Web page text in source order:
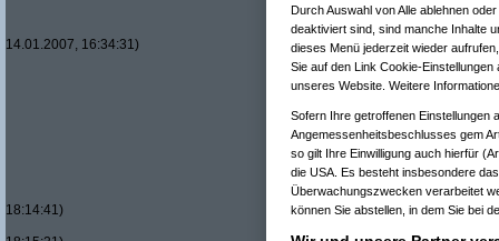
14.01.2007, 16:34:31)
18:14:41)
Durch Auswahl von Alle ablehnen
deaktiviert sind, sind manche Inhalte
dieses Menü jederzeit wieder
Sie auf den Link Cookie-
unseres Website. Weitere
Sofern Ihre getroffenen Einstellungen
Angemessenheitsbeschlusses gem
so gilt Ihre Einwilligung auch hierfür
die USA. Es besteht insbesondere
Überwachungszwecken verarbeitet
können Sie abstellen, in dem Sie bei